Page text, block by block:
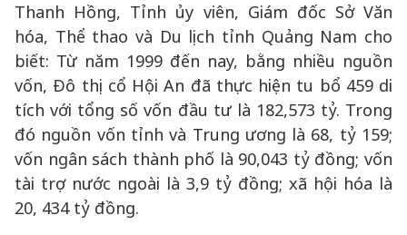
Thanh Hồng, Tỉnh ủy viên, Giám đốc Sở Văn
hóa, Thể thao và Du lịch tỉnh Quảng Nam cho
biết: Từ năm 1999 đến nay, bằng nhiều nguồn
vốn, Đô thị cổ Hội An đã thực hiện tu bổ 459 di
tích với tổng số vốn đầu tư là 182,573 tỷ. Trong
đó nguồn vốn tỉnh và Trung ương là 68, tỷ 159;
vốn ngân sách thành phố là 90,043 tỷ đồng; vốn
tài trợ nước ngoài là 3,9 tỷ đồng; xã hội hóa là
20, 434 tỷ đồng.